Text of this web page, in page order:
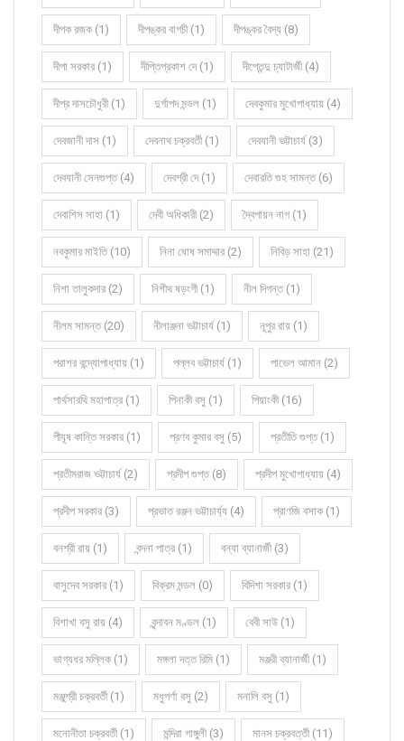
দীপক রজক (1) দীপঙ্কর বাগচী (1) দীপঙ্কর বৈদ্য (8)
দীপা সরকার (1) দীপ্তিপ্রকাশ দে (1) দীপ্তেন্দু চ্যাটার্জী (4)
দীপ্র দাসচৌধুরী (1) দুর্গাপদ মন্ডল (1) দেবকুমার মুখোপাধ্যায় (4)
দেবজানী দাস (1) দেবনাথ চক্রবর্তী (1) দেবযানী ভট্টাচার্য (3)
দেবযানী সেনগুপ্ত (4) দেবশ্রী দে (1) দেবারতি গুহ সামন্ত (6)
দেবাশিস সাহা (1) দেবী অধিকারী (2) দ্বৈপায়ন নাগ (1)
নবকুমার মাইতি (10) নিনা ঘোষ সমাদ্দার (2) নিবিড় সাহা (21)
নিশা তালুকদার (2) নিশীথ ষড়ংগী (1) নীল দিগন্ত (1)
নীলম সামন্ত (20) নীলাঞ্জনা ভট্টাচার্য (1) নূপুর রায় (1)
পরাশর বন্দ্যোপাধ্যায় (1) পল্লব ভট্টাচার্য (1) পাভেল আমান (2)
পার্থসারথি মহাপাত্র (1) পিনাকী বসু (1) পিয়াংকী (16)
পীযূষ কান্তি সরকার (1) প্রণব কুমার বসু (5) প্রতীতি গুপ্ত (1)
প্রতীমরাজ ভট্টাচার্য (2) প্রদীপ গুপ্ত (8) প্রদীপ মুখোপাধ্যায় (4)
প্রদীপ সরকার (3) প্রভাত রঞ্জন ভট্টাচার্য্য (4) প্রাণজি বসাক (1)
বনশ্রী রায় (1) বন্দনা পাত্র (1) বন্যা ব্যানার্জী (3)
বাসুদেব সরকার (1) বিক্রম মন্ডল (0) বিদিশা সরকার (1)
বিশাখা বসু রায় (4) বৃন্দাবন মণ্ডল (1) বেবী সাউ (1)
ভাগ্যধর মল্লিক (1) মঙ্গলা দত্ত রিমি (1) মঞ্জরী ব্যানার্জী (1)
মঞ্জুশ্রী চক্রবর্তী (1) মধুপর্ণা বসু (2) মনালি বসু (1)
মনোনীতা চক্রবর্তী (1) মন্দিরা গাঙ্গুলী (3) মানস চক্রবর্ত্তী (11)